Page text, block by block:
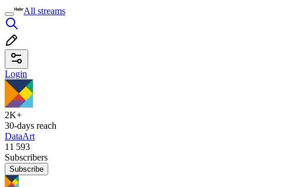
All streams
Login
2K+
30-days reach
DataArt
11 593
Subscribers
Subscribe